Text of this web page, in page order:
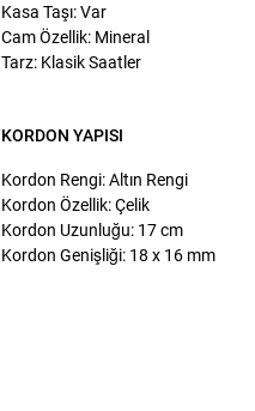
Kasa Taşı: Var
Cam Özellik: Mineral
Tarz: Klasik Saatler
KORDON YAPISI
Kordon Rengi: Altın Rengi
Kordon Özellik: Çelik
Kordon Uzunluğu: 17 cm
Kordon Genişliği: 18 x 16 mm